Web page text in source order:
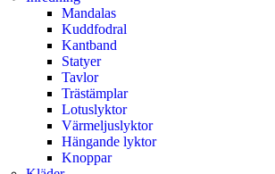
Mandalas
Kuddfodral
Kantband
Statyer
Tavlor
Trästämplar
Lotuslyktor
Värmeljuslyktor
Hängande lyktor
Knoppar